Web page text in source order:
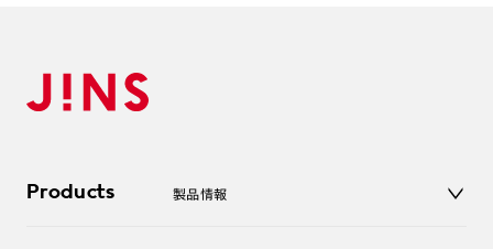
Products 製品情報